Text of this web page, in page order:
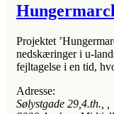
Projektet
nedskæringer i u-
fejltagelse i en tid,
Adresse:
Sølystgade 29,4.th.